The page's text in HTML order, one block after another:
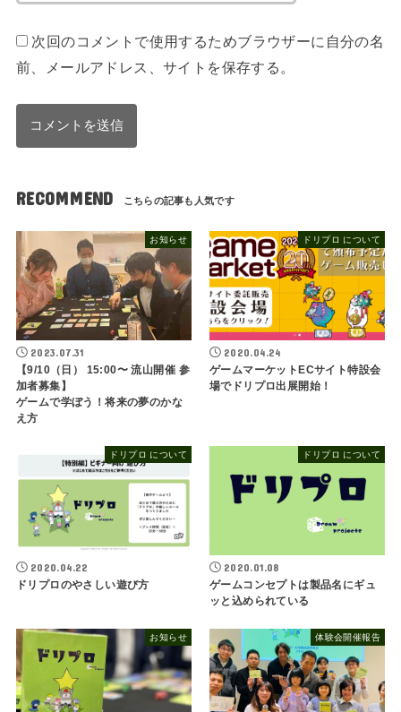
次回のコメントで使用するためブラウザーに自分の名
前、メールアドレス、サイトを保存する。
RECOMMEND
お知らせ
2023.07.31
【9/10（日） 15:00〜 流山開催 参
加者募集】
ゲームで学ぼう！将来の夢のかな
え方
ドリプロ について
2020.04.24
ゲームマーケットECサイト特設会
場でドリプロ出展開始！
ドリプロ について
2020.04.22
ドリプロのやさしい遊び方
ドリプロ について
2020.01.08
ゲームコンセプトは製品名にギュ
ッと込められている
お知らせ 体験会開催報告